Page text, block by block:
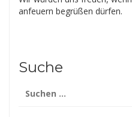
anfeuern begrüßen dürfen.
Suche
nach: